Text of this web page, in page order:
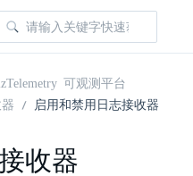
可观测平台
启用和禁用日志接收器
收器